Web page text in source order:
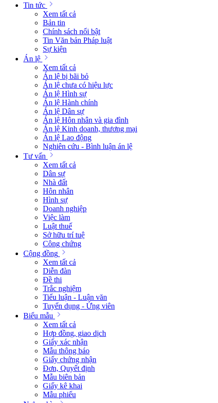
Tin tức
Xem tất cả
Bản tin
Chính sách nổi bật
Tin Văn bản Pháp luật
Sự kiện
Án lệ
Xem tất cả
Án lệ bị bãi bỏ
Án lệ chưa có hiệu lực
Án lệ Hình sự
Án lệ Hành chính
Án lệ Dân sự
Án lệ Hôn nhân và gia đình
Án lệ Kinh doanh, thương mại
Án lệ Lao động
Nghiên cứu - Bình luận án lệ
Tư vấn
Xem tất cả
Dân sự
Nhà đất
Hôn nhân
Hình sự
Doanh nghiệp
Việc làm
Luật thuế
Sở hữu trí tuệ
Công chứng
Cộng đồng
Xem tất cả
Diễn đàn
Đề thi
Trắc nghiệm
Tiểu luận - Luận văn
Tuyển dụng - Ứng viên
Biểu mẫu
Xem tất cả
Hợp đồng, giao dịch
Giấy xác nhận
Mẫu thông báo
Giấy chứng nhận
Đơn, Quyết định
Mẫu biên bản
Giấy kê khai
Mẫu phiếu